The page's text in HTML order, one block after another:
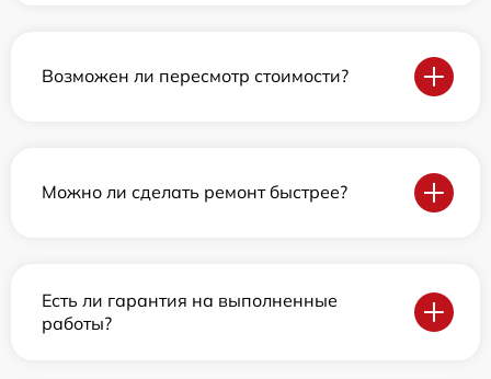
Возможен ли пересмотр стоимости?
Можно ли сделать ремонт быстрее?
Есть ли гарантия на выполненные
работы?